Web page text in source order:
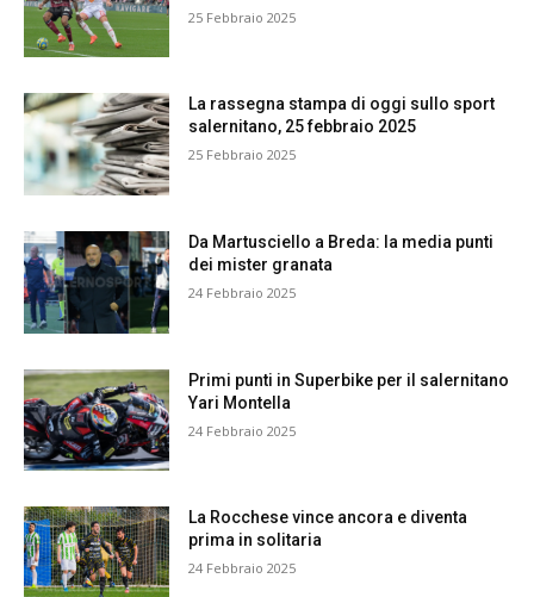
25 Febbraio 2025
La rassegna stampa di oggi sullo sport
salernitano, 25 febbraio 2025
25 Febbraio 2025
Da Martusciello a Breda: la media punti
dei mister granata
24 Febbraio 2025
Primi punti in Superbike per il salernitano
Yari Montella
24 Febbraio 2025
La Rocchese vince ancora e diventa
prima in solitaria
24 Febbraio 2025